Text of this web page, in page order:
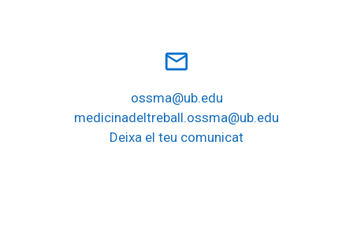
mail_outline
ossma@ub.edu
medicinadeltreball.ossma@ub.edu
Deixa el teu comunicat